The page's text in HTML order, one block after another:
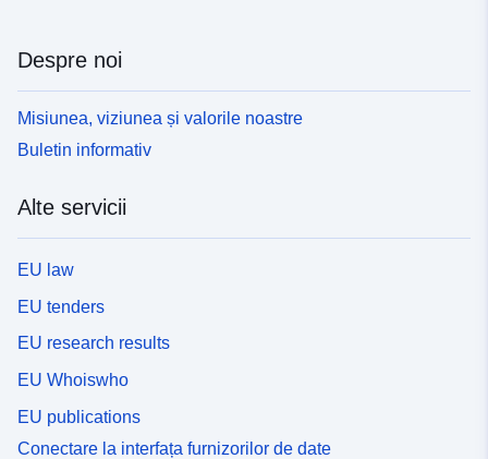
Despre noi
Misiunea, viziunea și valorile noastre
Buletin informativ
Alte servicii
EU law
EU tenders
EU research results
EU Whoiswho
EU publications
Conectare la interfața furnizorilor de date